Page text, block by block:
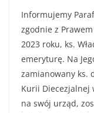
Informujemy
zgodnie z
2023 roku, ks.
emeryturę. Na
zamianowany ks.
Kurii Diecezjalnej
na swój urząd,